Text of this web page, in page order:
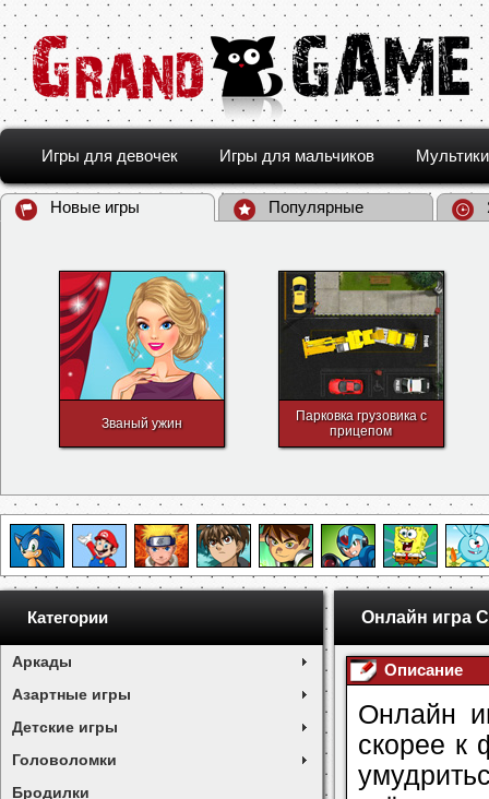
Игры для девочек Игры для мальчиков Мультики
Новые игры Популярные
Званый ужин
Парковка грузовика с
прицепом
Категории
Аркады
Азартные игры
Детские игры
Головоломки
Бродилки
Онлайн игра
Описание
Онлайн
скорее к